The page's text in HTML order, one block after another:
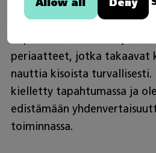
Allow all Deny
periaatteet
periaatteet, jotka takaavat
nauttia kisoista turvallisesti.
kielletty tapahtumassa ja
edistämään
toiminnassa.